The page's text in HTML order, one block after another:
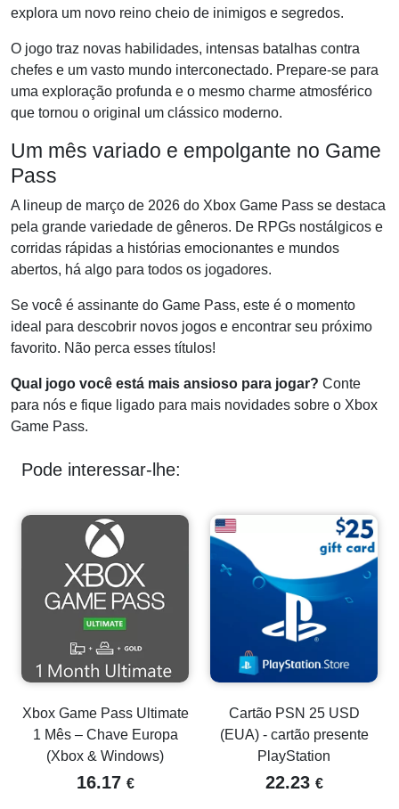
explora um novo reino cheio de inimigos e segredos.
O jogo traz novas habilidades, intensas batalhas contra
chefes e um vasto mundo interconectado. Prepare-se para
uma exploração profunda e o mesmo charme atmosférico
que tornou o original um clássico moderno.
Um mês variado e empolgante no Game
Pass
A lineup de março de 2026 do Xbox Game Pass se destaca
pela grande variedade de gêneros. De RPGs nostálgicos e
corridas rápidas a histórias emocionantes e mundos
abertos, há algo para todos os jogadores.
Se você é assinante do Game Pass, este é o momento
ideal para descobrir novos jogos e encontrar seu próximo
favorito. Não perca esses títulos!
Qual jogo você está mais ansioso para jogar? Conte
para nós e fique ligado para mais novidades sobre o Xbox
Game Pass.
Pode interessar-lhe:
Xbox Game Pass Ultimate
1 Mês – Chave Europa
(Xbox & Windows)
16.17 €
Cartão PSN 25 USD
(EUA) - cartão presente
PlayStation
22.23 €